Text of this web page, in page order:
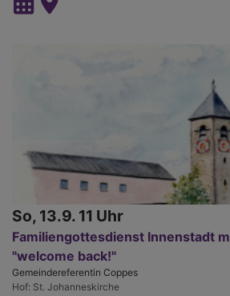
So, 13.9. 11 Uhr
Familiengottesdienst Innenstadt
"welcome back!"
Gemeindereferentin Coppes
Hof St. Johanneskirche